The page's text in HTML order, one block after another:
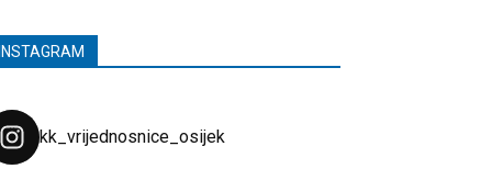
INSTAGRAM
kk_vrijednosnice_osijek